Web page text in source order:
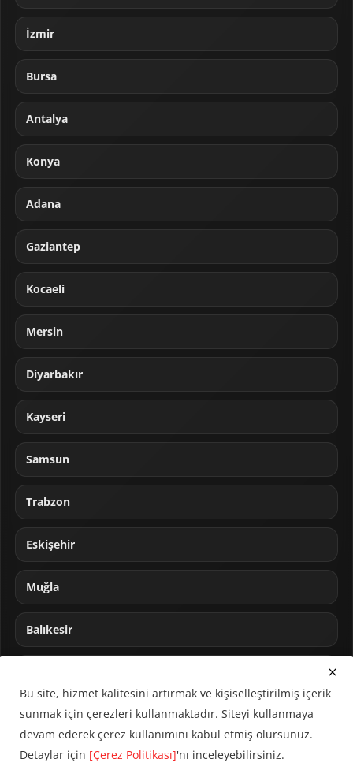
İzmir
Bursa
Antalya
Konya
Adana
Gaziantep
Kocaeli
Mersin
Diyarbakır
Kayseri
Samsun
Trabzon
Eskişehir
Muğla
Balıkesir
Bu site, hizmet kalitesini artırmak ve kişiselleştirilmiş içerik
sunmak için çerezleri kullanmaktadır. Siteyi kullanmaya
devam ederek çerez kullanımını kabul etmiş olursunuz.
Detaylar için [Çerez Politikası]'nı inceleyebilirsiniz.